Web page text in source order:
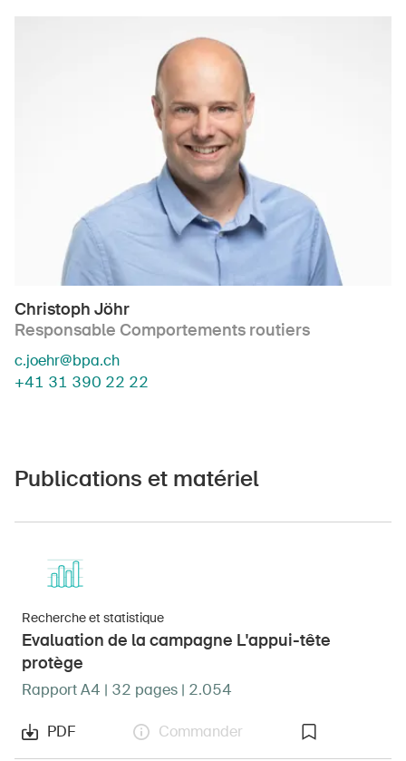
S'abonner à la newsletter
Christoph Jöhr
Responsable Comportements routiers
c.joehr@bpa.ch
+41 31 390 22 22
Publications et matériel
Recherche et statistique
Evaluation de la campagne L'appui-tête
protège
Rapport A4 | 32 pages | 2.054
PDF Commander